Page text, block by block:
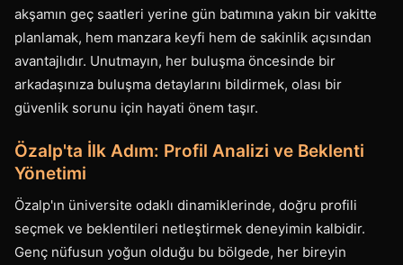
akşamın geç saatleri yerine gün batımına yakın bir vakitte
planlamak, hem manzara keyfi hem de sakinlik açısından
avantajlıdır. Unutmayın, her buluşma öncesinde bir
arkadaşınıza buluşma detaylarını bildirmek, olası bir
güvenlik sorunu için hayati önem taşır.
Özalp'ta İlk Adım: Profil Analizi ve Beklenti
Yönetimi
Özalp'ın üniversite odaklı dinamiklerinde, doğru profili
seçmek ve beklentileri netleştirmek deneyimin kalbidir.
Genç nüfusun yoğun olduğu bu bölgede, her bireyin